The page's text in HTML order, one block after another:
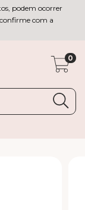
podem ocorrer
com a
0